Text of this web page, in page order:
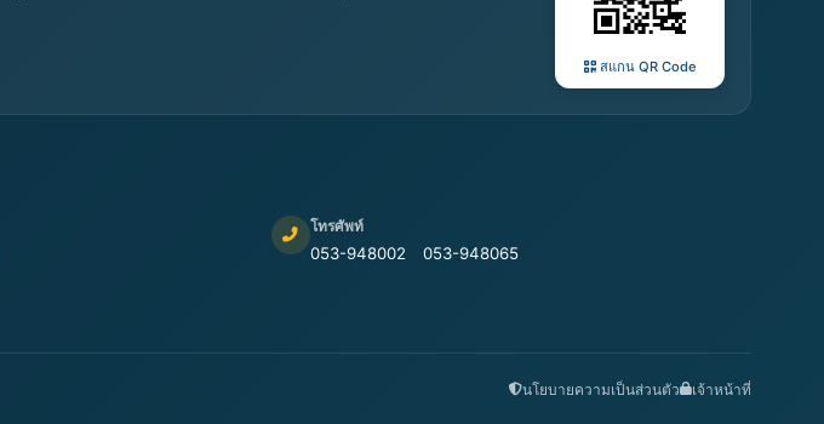
สแกน QR Code
โทรศัพท์
053-948002 053-948065
นโยบายความเป็นส่วนตัว เจ้าหน้าที่